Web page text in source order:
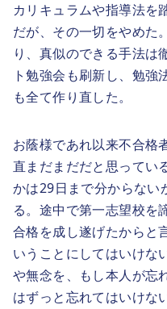
カリキュラムや指導法を
だが、その一切をやめた
り、真似のできる手法は
ト勉強会も刷新し、勉強
も全て作り直した。
お蔭様であれ以来不合格
直まだまだだと思ってい
かは29日まで分からない
る。途中で第一志望校を
合格を成し遂げたからと
いうことにしてはいけな
や無念を、もし本人が忘
はずっと忘れてはいけな